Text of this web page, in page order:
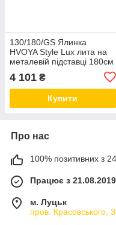
130/180/GS Ялинка
HVOYA Style Lux лита на
металевій підставці 180см
4 101 ₴
Купити
Про нас
100% позитивних з 24
Працює з 21.08.2019
м. Луцьк
пров. Красовського,